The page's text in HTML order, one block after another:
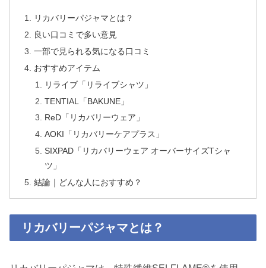
リカバリーパジャマとは？
良い口コミで多い意見
一部で見られる気になる口コミ
おすすめアイテム
リライブ「リライブシャツ」
TENTIAL「BAKUNE」
ReD「リカバリーウェア」
AOKI「リカバリーケアプラス」
SIXPAD「リカバリーウェア オーバーサイズTシャ
ツ」
結論｜どんな人におすすめ？
リカバリーパジャマとは？